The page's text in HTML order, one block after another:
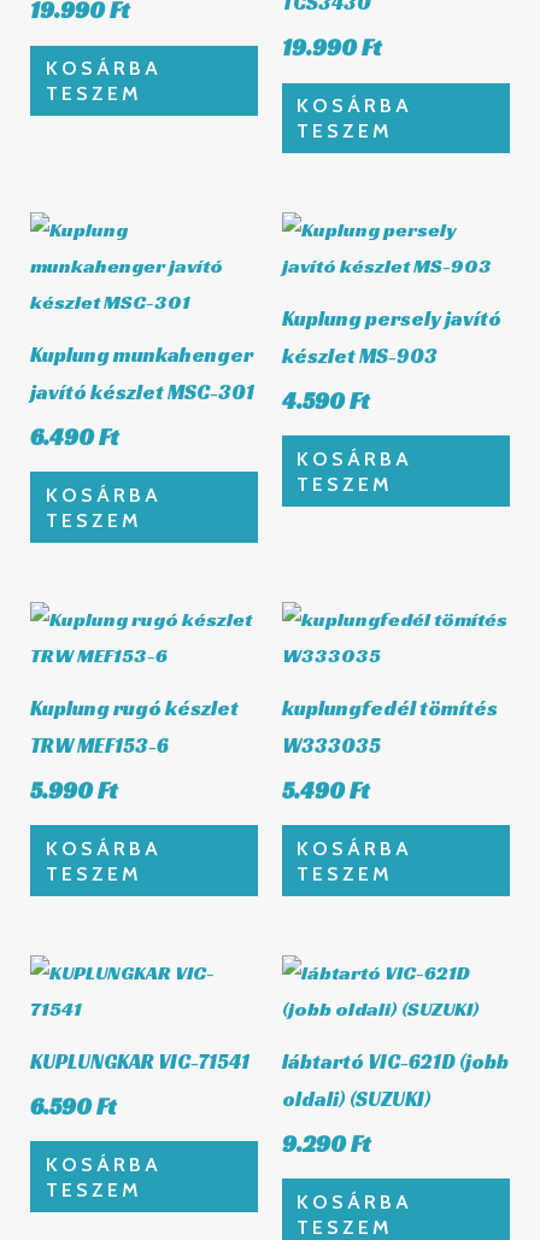
19.990Ft
KOSÁRBA
TESZEM
19.990Ft
KOSÁRBA
TESZEM
Kuplung munkahenger
javító készlet MSC-301
6.490Ft
KOSÁRBA
TESZEM
Kuplung persely javító
készlet MS-903
4.590Ft
KOSÁRBA
TESZEM
Kuplung rugó készlet
TRW MEF153-6
5.990Ft
KOSÁRBA
TESZEM
kuplungfedél tömítés
W333035
5.490Ft
KOSÁRBA
TESZEM
KUPLUNGKAR VIC-71541
6.590Ft
KOSÁRBA
TESZEM
lábtartó VIC-621D (jobb
oldali) (SUZUKI)
9.290Ft
KOSÁRBA
TESZEM